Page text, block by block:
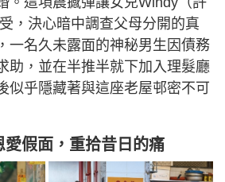
，決心暗中調查父母分開的真
一名久未露面的神秘男生因債務
助，並在半推半就下加入理髮廳
似乎隱藏著與這座老屋邨密不可
愛假面，重拾昔日的痛